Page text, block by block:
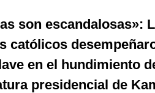
son escandalosas»:
católicos
en el hundimiento
presidencial de